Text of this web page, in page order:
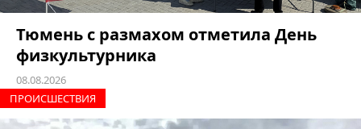
Тюмень с размахом отметила День
физкультурника
08.08.2026
ПРОИCШЕСТВИЯ